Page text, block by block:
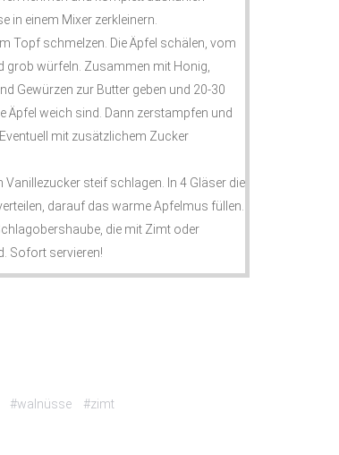
in einem Mixer zerkleinern.
Topf schmelzen. Die Äpfel schälen, vom
grob würfeln. Zusammen mit Honig,
Gewürzen zur Butter geben und 20-30
Äpfel weich sind. Dann zerstampfen und
mit zusätzlichem Zucker
Vanillezucker steif schlagen. In 4 Gläser die
darauf das warme Apfelmus füllen.
die mit Zimt oder
Sofort servieren!
#walnüsse #zimt